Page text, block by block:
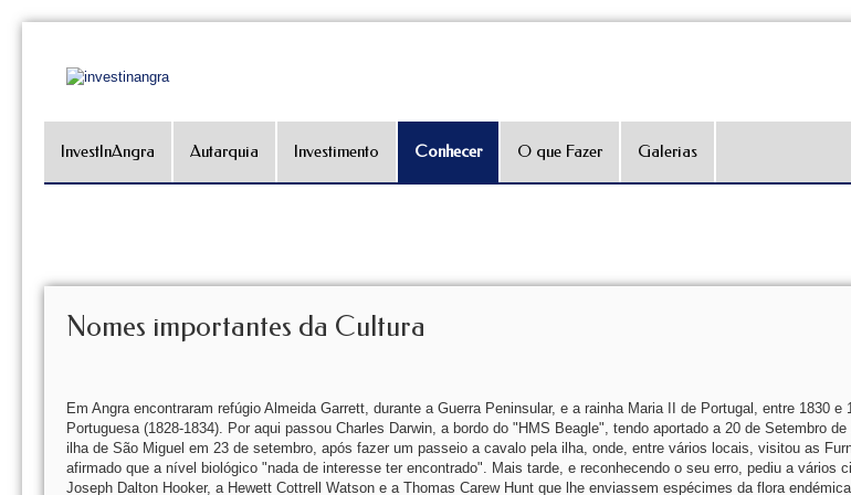
InvestInAngra Autarquia Investimento Conhecer O que Fazer Galerias
Nomes importantes da Cultura
Em Angra encontraram refúgio Almeida Garrett, durante a Guerra Peninsular, e a rainha Maria II de Portugal, entre 1830 e
Portuguesa (1828-1834). Por aqui passou Charles Darwin, a bordo do "HMS Beagle", tendo aportado a 20 de Setembro
ilha de São Miguel em 23 de setembro, após fazer um passeio a cavalo pela ilha, onde, entre vários locais, visitou as
afirmado que a nível biológico "nada de interesse ter encontrado". Mais tarde, e reconhecendo o seu erro, pediu a vários
Joseph Dalton Hooker, a Hewett Cottrell Watson e a Thomas Carew Hunt que lhe enviassem espécimes da flora